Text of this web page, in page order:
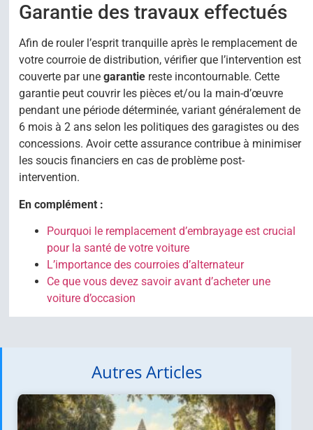
Garantie des travaux effectués
Afin de rouler l’esprit tranquille après le remplacement de
votre courroie de distribution, vérifier que l’intervention est
couverte par une garantiereste incontournable. Cette
garantie peut couvrir les pièces et/ou la main-d’œuvre
pendant une période déterminée, variant généralement de
6 mois à 2 ans selon les politiques des garagistes ou des
concessions. Avoir cette assurance contribue à minimiser
les soucis financiers en cas de problème post-
intervention.
En complément :
Pourquoi le remplacement d’embrayage est crucial
pour la santé de votre voiture
L’importance des courroies d’alternateur
Ce que vous devez savoir avant d’acheter une
voiture d’occasion
Autres Articles